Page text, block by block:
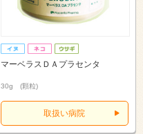
マーベラスＤＡプラセンタ
30g (顆粒)
取扱い病院